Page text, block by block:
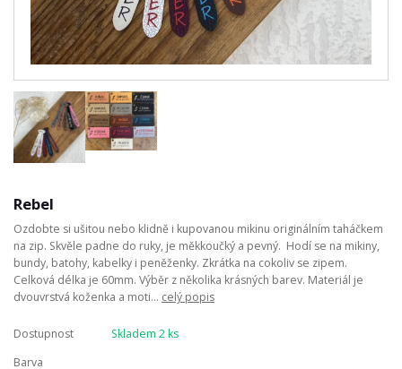
Rebel
Ozdobte si ušitou nebo klidně i kupovanou mikinu originálním taháčkem
na zip. Skvěle padne do ruky, je měkkoučký a pevný. Hodí se na mikiny,
bundy, batohy, kabelky i peněženky. Zkrátka na cokoliv se zipem.
Celková délka je 60mm. Výběr z několika krásných barev. Materiál je
dvouvrstvá koženka a moti... celý popis
Dostupnost
Skladem 2 ks
Barva